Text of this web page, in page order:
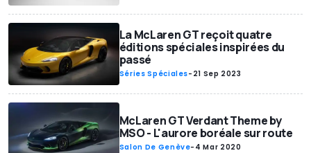
La McLaren GT reçoit quatre
éditions spéciales inspirées du
passé
Séries Spéciales- 21 Sep 2023
McLaren GT Verdant Theme by
MSO - L'aurore boréale sur route
Salon De Genève- 4 Mar 2020